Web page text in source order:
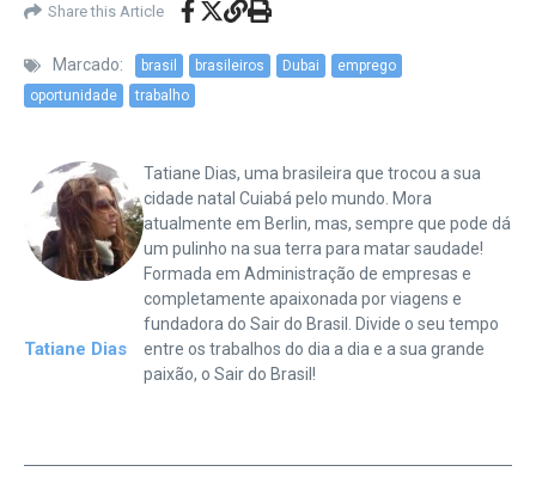
Share this Article
Marcado: brasil brasileiros Dubai
emprego
oportunidade
trabalho
Tatiane Dias
Tatiane Dias, uma brasileira que trocou a sua
cidade natal Cuiabá pelo mundo. Mora
atualmente em Berlin, mas, sempre que pode dá
um pulinho na sua terra para matar saudade!
Formada em Administração de empresas e
completamente apaixonada por viagens e
fundadora do Sair do Brasil. Divide o seu tempo
entre os trabalhos do dia a dia e a sua grande
paixão, o Sair do Brasil!